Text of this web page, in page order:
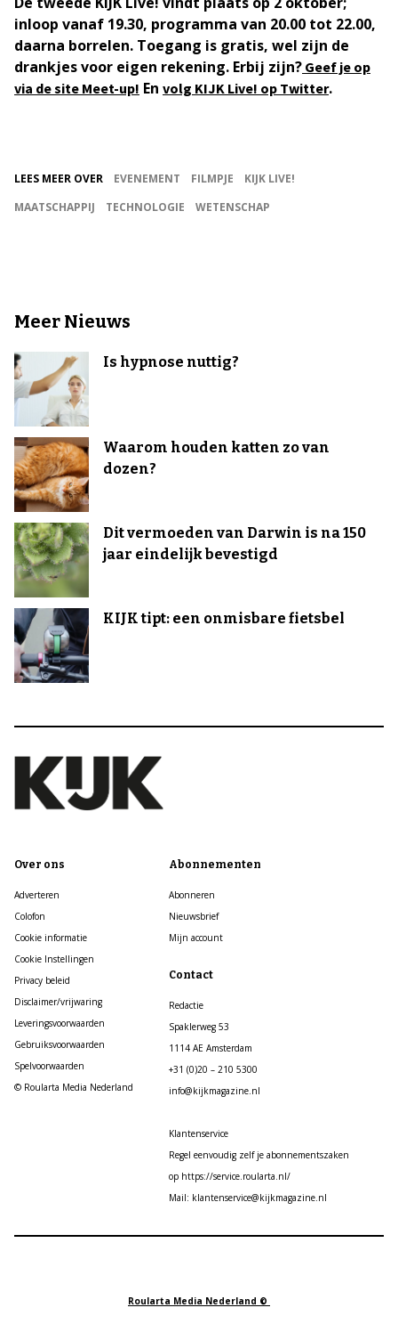
inloop vanaf 19.30, programma van 20.00 tot 22.00,
daarna borrelen. Toegang is gratis, wel zijn de
drankjes voor eigen rekening. Erbij zijn? Geef je op
via de site Meet-up! En volg KIJK Live! op Twitter.
LEES MEER OVER EVENEMENT FILMPJE
KIJK LIVE!
MAATSCHAPPIJ
TECHNOLOGIE WETENSCHAP
Meer Nieuws
Is hypnose nuttig?
Waarom houden katten zo van
dozen?
Dit vermoeden van Darwin is na 150
jaar eindelijk bevestigd
KIJK tipt: een onmisbare fietsbel
Over ons
Adverteren
Colofon
Cookie informatie
Cookie Instellingen
Privacy beleid
Disclaimer/vrijwaring
Leveringsvoorwaarden
Gebruiksvoorwaarden
Spelvoorwaarden
© Roularta Media Nederland
Abonnementen
Abonneren
Nieuwsbrief
Mijn account
Contact
Redactie
Spaklerweg 53
1114 AE Amsterdam
+31 (0)20 – 210 5300
info@kijkmagazine.nl
Klantenservice
Regel eenvoudig zelf je abonnementszaken
op https://service.roularta.nl/
Mail: klantenservice@kijkmagazine.nl
Roularta Media Nederland ©